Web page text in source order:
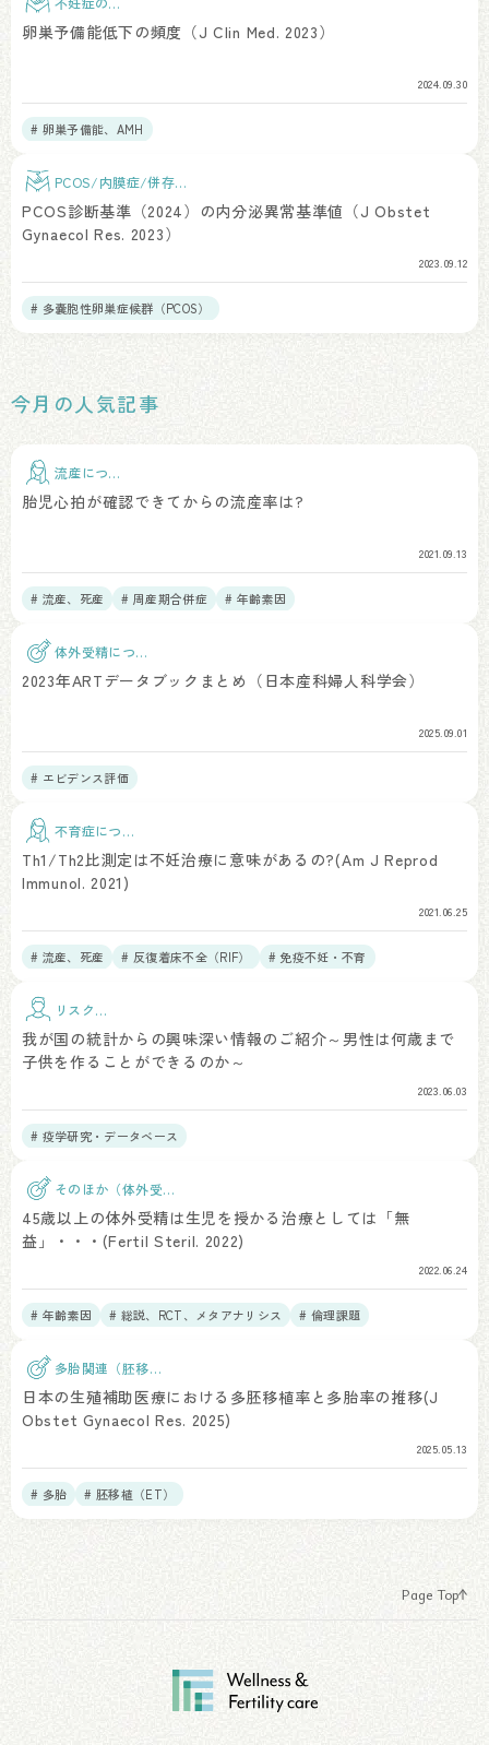
卵巣予備能低下の頻度（J Clin Med. 2023）
2024.09.30
# 卵巣予備能、AMH
PCOS/内膜症/併存疾
PCOS診断基準（2024）の内分泌異常基準値（J Obstet
Gynaecol Res. 2023）
2023.09.12
# 多嚢胞性卵巣症候群（PCOS）
今月の人気記事
流産につい
胎児心拍が確認できてからの流産率は?
2021.09.13
# 流産、死産 # 周産期合併症 # 年齢素因
体外受精につい
て
2023年ARTデータブックまとめ（日本産科婦人科学会）
2025.09.01
# エビデンス評価
不育症につい
Th1/Th2比測定は不妊治療に意味があるの?(Am J Reprod
Immunol. 2021)
2021.06.25
# 流産、死産 # 反復着床不全（RIF） # 免疫不妊・不育
リスク因
我が国の統計からの興味深い情報のご紹介～男性は何歳まで
子供を作ることができるのか～
2023.06.03
# 疫学研究・データベース
そのほか（体外受
45歳以上の体外受精は生児を授かる治療としては「無
益」・・・(Fertil Steril. 2022)
2022.06.24
# 年齢素因 # 総説、RCT、メタアナリシス # 倫理課題
多胎関連（胚移
植）
日本の生殖補助医療における多胚移植率と多胎率の推移(J
Obstet Gynaecol Res. 2025)
2025.05.13
# 多胎 # 胚移植（ET）
Page Top